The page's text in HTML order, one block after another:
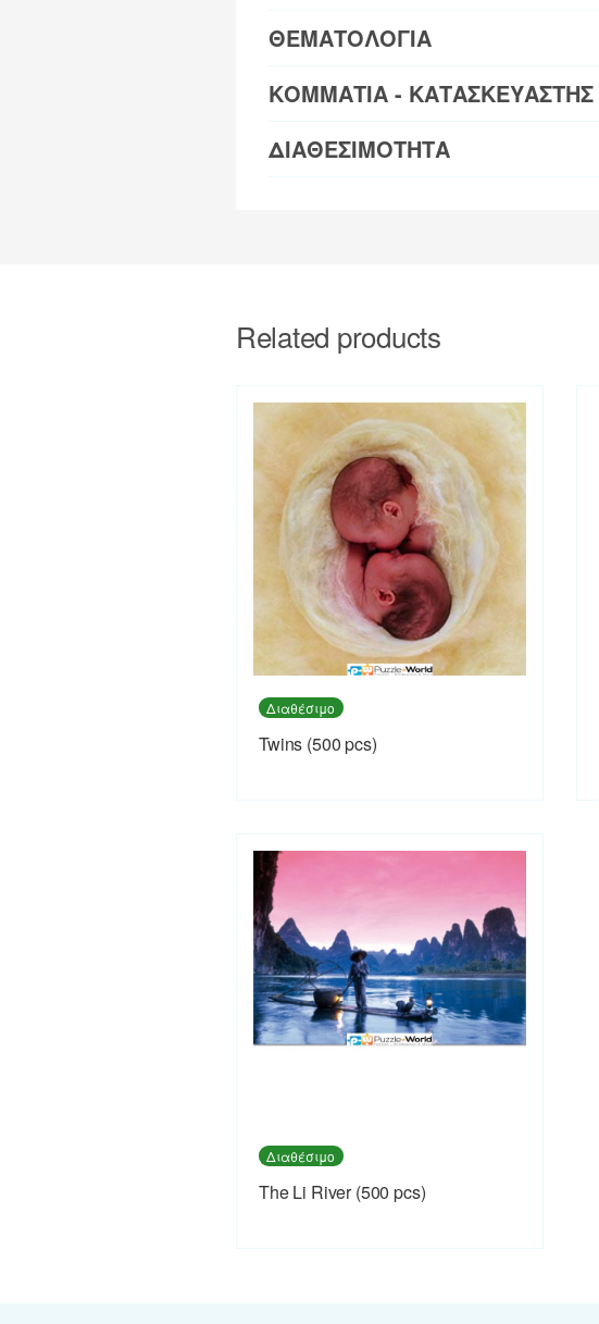
ΘΕΜΑΤΟΛΟΓΙΑ
ΚΟΜΜΑΤΙΑ - ΚΑΤΑΣΚΕΥΑΣΤΗΣ
ΔΙΑΘΕΣΙΜΟΤΗΤΑ
Related products
Διαθέσιμο
Twins (500 pcs)
Διαθέσιμο
The Li River (500 pcs)